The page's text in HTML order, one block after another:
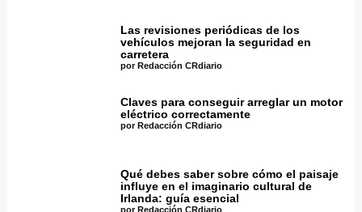
Las revisiones periódicas de los
vehículos mejoran la seguridad en
carretera
por Redacción CRdiario
Claves para conseguir arreglar un motor
eléctrico correctamente
por Redacción CRdiario
Qué debes saber sobre cómo el paisaje
influye en el imaginario cultural de
Irlanda: guía esencial
por Redacción CRdiario